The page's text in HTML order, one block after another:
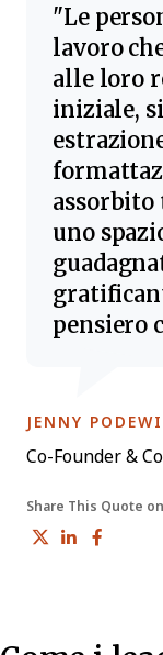
Le
lavoro
alle loro
iniziale,
assorbito
uno
pensiero
Share This Quote
Share on
Share
JENNY
Co-Founder &